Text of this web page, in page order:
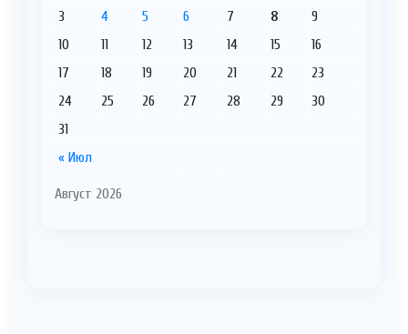
Август 2026
« Июл
3
4 5 6 7 8
9
10
11 12 13 14 15
16
17
18 19 20 21 22
23
24
25 26 27 28 29
30
31